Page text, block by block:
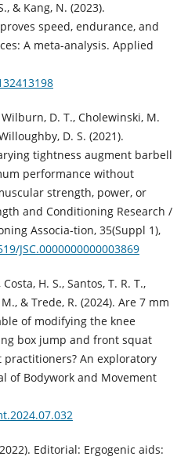
& Kang, N. (2023).
speed, endurance, and
A meta-analysis. Applied
D. T., Cholewinski, M.
D. S. (2021).
tightness augment barbell
performance without
strength, power, or
and Conditioning Research /
Associa-tion, 35(Suppl 1),
JSC.0000000000003869
H. S., Santos, T. R. T.,
& Trede, R. (2024). Are 7 mm
of modifying the knee
box jump and front squat
practitioners? An exploratory
of Bodywork and Movement
Editorial: Ergogenic aids: